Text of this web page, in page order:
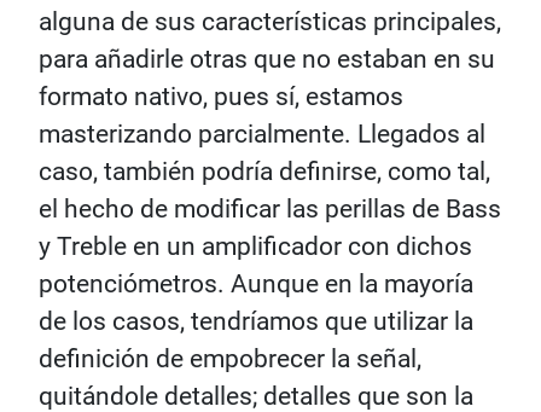
alguna de sus características principales,
para añadirle otras que no estaban en su
formato nativo, pues sí, estamos
masterizando parcialmente. Llegados al
caso, también podría definirse, como tal,
el hecho de modificar las perillas de Bass
y Treble en un amplificador con dichos
potenciómetros. Aunque en la mayoría
de los casos, tendríamos que utilizar la
definición de empobrecer la señal,
quitándole detalles; detalles que son la